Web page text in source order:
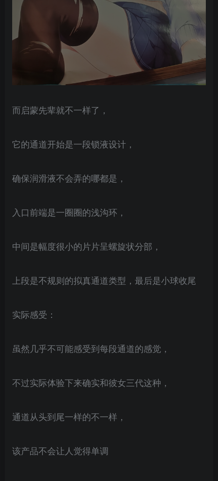
而启蒙先辈就不一样了，
它的通道开始是一段锁液设计，
确保润滑液不会弄的哪都是，
入口前端是一圈圈的浅沟环，
中间是幅度很小的片片呈螺旋状分部，
上段是不规则的拟真通道类型，最后是小球收尾
实际感受：
虽然几乎不可能感受到每段通道的感觉，
不过实际体验下来确实和彼女三代这种，
通道从头到尾一样的不一样，
该产品不会让人觉得单调